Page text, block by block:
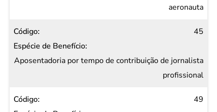
aeronauta
45
Aposentadoria por tempo de contribuição de jornalista
profissional
49